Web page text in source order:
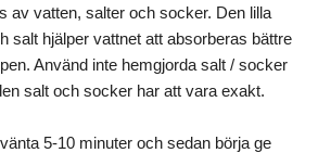
av vatten, salter och socker. Den lilla
salt hjälper vattnet att absorberas bättre
Använd inte hemgjorda salt / socker
salt och socker har att vara exakt.
5-10 minuter och sedan börja ge